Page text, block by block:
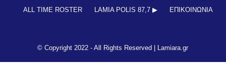
ALL TIME ROSTER
LAMIA POLIS 87,7 ▶︎ ΕΠΙΚΟΙΝΩΝΊΑ
© Copyright 2022 - All Rights Reserved | Lamiara.gr